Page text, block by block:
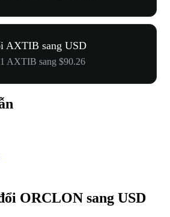
AXTIB sang USD
AXTIB sang $90.26
ORCLON sang USD